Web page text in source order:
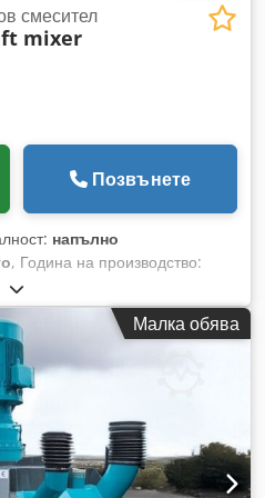
смесител
mixer
Позвънете
напълно
, Година на производство:
CONSTMACH са
които съчетават висока
Благодарение на здравата
двуалов механизъм за
на бъркалата,
инертни материали, вода и
производство на
водно-циментово
време за смесване.
Малка обява